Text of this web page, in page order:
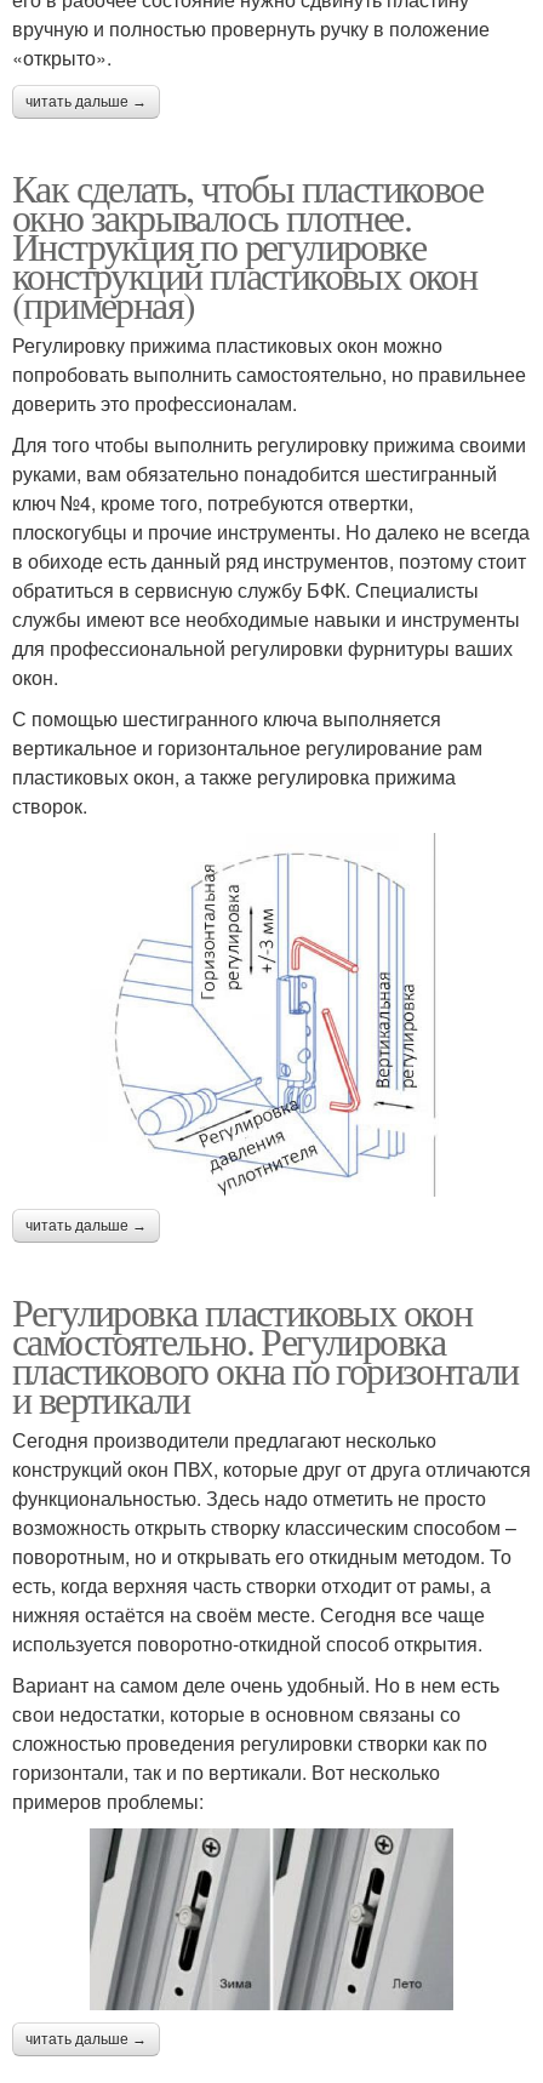
вручную и полностью провернуть ручку в положение
«открыто».
читать дальше →
Как сделать, чтобы пластиковое
окно закрывалось плотнее.
Инструкция по регулировке
конструкций пластиковых окон
(примерная)
Регулировку прижима пластиковых окон можно
попробовать выполнить самостоятельно, но правильнее
доверить это профессионалам.
Для того чтобы выполнить регулировку прижима своими
руками, вам обязательно понадобится шестигранный
ключ №4, кроме того, потребуются отвертки,
плоскогубцы и прочие инструменты. Но далеко не всегда
в обиходе есть данный ряд инструментов, поэтому стоит
обратиться в сервисную службу БФК. Специалисты
службы имеют все необходимые навыки и инструменты
для профессиональной регулировки фурнитуры ваших
окон.
С помощью шестигранного ключа выполняется
вертикальное и горизонтальное регулирование рам
пластиковых окон, а также регулировка прижима
створок.
читать дальше →
Регулировка пластиковых окон
самостоятельно. Регулировка
пластикового окна по горизонтали
и вертикали
Сегодня производители предлагают несколько
конструкций окон ПВХ, которые друг от друга отличаются
функциональностью. Здесь надо отметить не просто
возможность открыть створку классическим способом –
поворотным, но и открывать его откидным методом. То
есть, когда верхняя часть створки отходит от рамы, а
нижняя остаётся на своём месте. Сегодня все чаще
используется поворотно-откидной способ открытия.
Вариант на самом деле очень удобный. Но в нем есть
свои недостатки, которые в основном связаны со
сложностью проведения регулировки створки как по
горизонтали, так и по вертикали. Вот несколько
примеров проблемы:
читать дальше →